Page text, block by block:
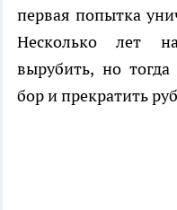
первая попытка
Несколько лет
вырубить, но тогда
бор и прекратить